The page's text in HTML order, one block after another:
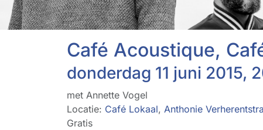
Café Acoustique,
donderdag 11 juni 2015,
met Annette Vogel
Locatie: Café Lokaal, Anthonie
Gratis